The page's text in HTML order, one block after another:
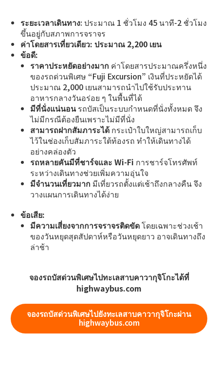
ระยะเวลาเดินทาง: ประมาณ 1 ชั่วโมง 45 นาที-2 ชั่วโมง
ขึ้นอยู่กับสภาพการจราจร
ค่าโดยสารเที่ยวเดียว: ประมาณ 2,200 เยน
ข้อดี:
ราคาประหยัดอย่างมาก ค่าโดยสารประมาณครึ่งหนึ่ง
ของรถด่วนพิเศษ “Fuji Excursion” เงินที่ประหยัดได้
ประมาณ 2,000 เยนสามารถนำไปใช้รับประทาน
อาหารกลางวันอร่อย ๆ ในพื้นที่ได้
มีที่นั่งแน่นอนรถบัสเป็นระบบกำหนดที่นั่งทั้งหมด จึง
ไม่มีกรณีต้องยืนเพราะไม่มีที่นั่ง
สามารถฝากสัมภาระได้ กระเป๋าใบใหญ่สามารถเก็บ
ไว้ในช่องเก็บสัมภาระใต้ท้องรถ ทำให้เดินทางได้
อย่างคล่องตัว
รถหลายคันมีที่ชาร์จและ Wi-Fi การชาร์จโทรศัพท์
ระหว่างเดินทางช่วยเพิ่มความอุ่นใจ
มีจำนวนเที่ยวมาก มีเที่ยวรถตั้งแต่เช้าถึงกลางคืน จึง
วางแผนการเดินทางได้ง่าย
ข้อเสีย:
มีความเสี่ยงจากการจราจรติดขัดโดยเฉพาะช่วงเช้า
ของวันหยุดสุดสัปดาห์หรือวันหยุดยาว อาจเดินทางถึง
ล่าช้า
จองรถบัสด่วนพิเศษไปทะเลสาบคาวากุจิโกะได้ที่
highwaybus.com
จองรถบัสด่วนพิเศษไปยังทะเลสาบคาวากุจิโกะผ่าน
highwaybus.com